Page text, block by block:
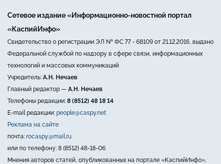
Сетевое издание «Информационно-новостной портал
«КаспийИнфо»
Свидетельство о регистрации ЭЛ № ФС 77 - 68109 от 21.12.2016, выдано
Федеральной службой по надзору в сфере связи, информационных
технологий и массовых коммуникаций
Учредитель: А.Н. Нечаев
Главный редактор — А.Н. Нечаев
Телефоны редакции: 8 (8512) 48 18 14
E-mail редакции: people@caspy.net
Реклама на сайте
почта: rocaspy@mail.ru
или по телефону: 8 (8512) 48-18-06
Мнения авторов статей, опубликованных на портале «КаспийИнфо»,